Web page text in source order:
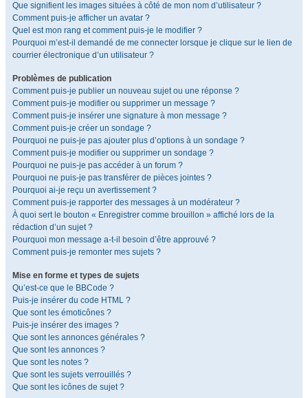
Que signifient les images situées à côté de mon nom d’utilisateur ?
Comment puis-je afficher un avatar ?
Quel est mon rang et comment puis-je le modifier ?
Pourquoi m’est-il demandé de me connecter lorsque je clique sur le lien de
courrier électronique d’un utilisateur ?
Problèmes de publication
Comment puis-je publier un nouveau sujet ou une réponse ?
Comment puis-je modifier ou supprimer un message ?
Comment puis-je insérer une signature à mon message ?
Comment puis-je créer un sondage ?
Pourquoi ne puis-je pas ajouter plus d’options à un sondage ?
Comment puis-je modifier ou supprimer un sondage ?
Pourquoi ne puis-je pas accéder à un forum ?
Pourquoi ne puis-je pas transférer de pièces jointes ?
Pourquoi ai-je reçu un avertissement ?
Comment puis-je rapporter des messages à un modérateur ?
À quoi sert le bouton « Enregistrer comme brouillon » affiché lors de la
rédaction d’un sujet ?
Pourquoi mon message a-t-il besoin d’être approuvé ?
Comment puis-je remonter mes sujets ?
Mise en forme et types de sujets
Qu’est-ce que le BBCode ?
Puis-je insérer du code HTML ?
Que sont les émoticônes ?
Puis-je insérer des images ?
Que sont les annonces générales ?
Que sont les annonces ?
Que sont les notes ?
Que sont les sujets verrouillés ?
Que sont les icônes de sujet ?